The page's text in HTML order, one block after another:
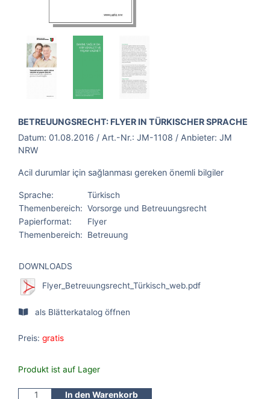
BROSCHÜRE:
BETREUUNGSRECHT: FLYER IN TÜRKISCHER SPRACHE
Datum: 01.08.2016 / Art.-Nr.: JM-1108 / Anbieter: JM
NRW
Acil durumlar için sağlanması gereken önemli bilgiler
Sprache:
Türkisch
Themenbereich: Vorsorge und Betreuungsrecht
Papierformat:
Flyer
Themenbereich:
Betreuung
DOWNLOADS
Flyer_Betreuungsrecht_Türkisch_web.pdf
als Blätterkatalog öffnen
Preis: gratis
Produkt ist auf Lager
In den Warenkorb